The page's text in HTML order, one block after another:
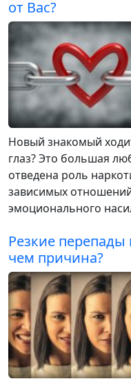
от Вас?
Новый знакомый
глаз? Это большая
отведена роль
зависимых
эмоционального
Резкие
чем причина?